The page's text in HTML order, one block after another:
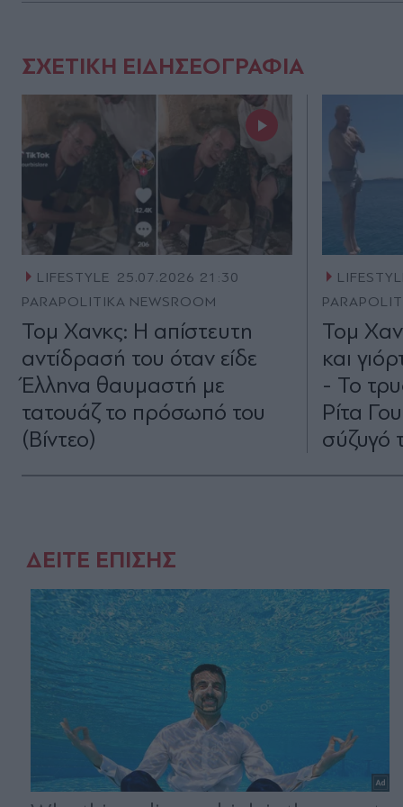
ΣΧΕΤΙΚΗ ΕΙΔΗΣΕΟΓΡΑΦΙΑ
LIFESTYLE 25.07.2026 21:30
PARAPOLITIKA NEWSROOM
Τομ Χανκς: Η απίστευτη
αντίδρασή του όταν είδε
Έλληνα θαυμαστή με
τατουάζ το πρόσωπό του
(Βίντεο)
Τομ
και
- Το
Ρίτα
σύζυγό